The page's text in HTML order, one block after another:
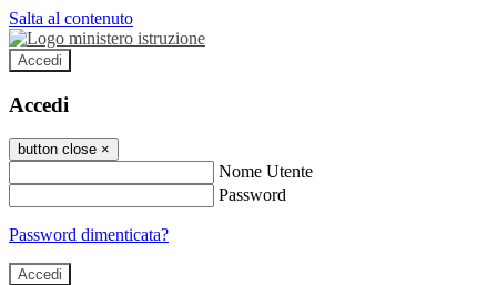
Salta al contenuto
Accedi
Accedi
button close ×
Nome Utente
Password
Password dimenticata?